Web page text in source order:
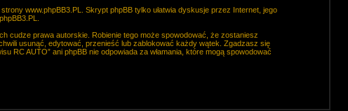
strony www.phpBB3.PL
. Skrypt phpBB tylko ułatwia dyskusje przez Internet, jego
cudze prawa autorskie. Robienie tego może spowodować, że zostaniesz
usunąć, edytować, przenieść lub zablokować każdy wątek. Zgadzasz się
RC AUTO” ani phpBB nie odpowiada za włamania, które mogą spowodować